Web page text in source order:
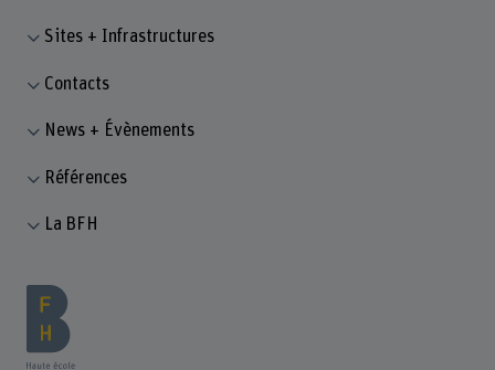
Sites + Infrastructures
Contacts
News + Évènements
Références
La BFH